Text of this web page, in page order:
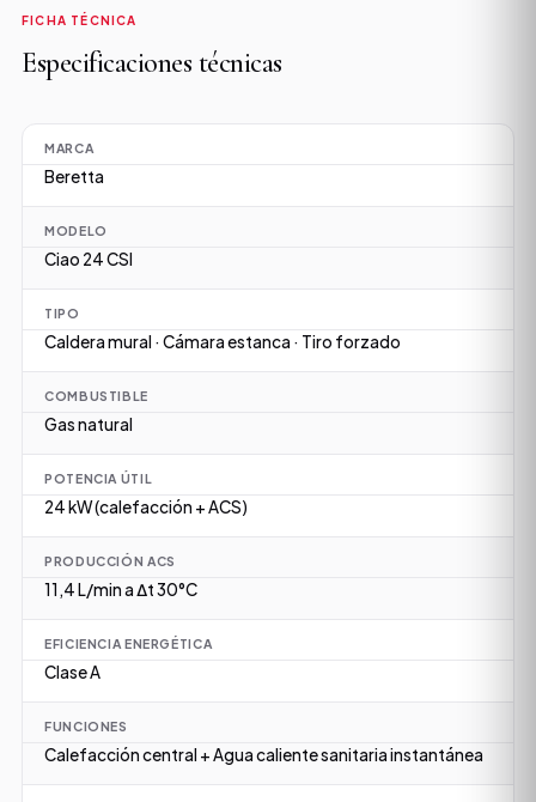
FICHA TÉCNICA
Especificaciones técnicas
MARCA
Beretta
MODELO
Ciao 24 CSI
TIPO
Caldera mural · Cámara estanca · Tiro forzado
COMBUSTIBLE
Gas natural
POTENCIA ÚTIL
24 kW (calefacción + ACS)
PRODUCCIÓN ACS
11,4 L/min a Δt 30°C
EFICIENCIA ENERGÉTICA
Clase A
FUNCIONES
Calefacción central + Agua caliente sanitaria instantánea